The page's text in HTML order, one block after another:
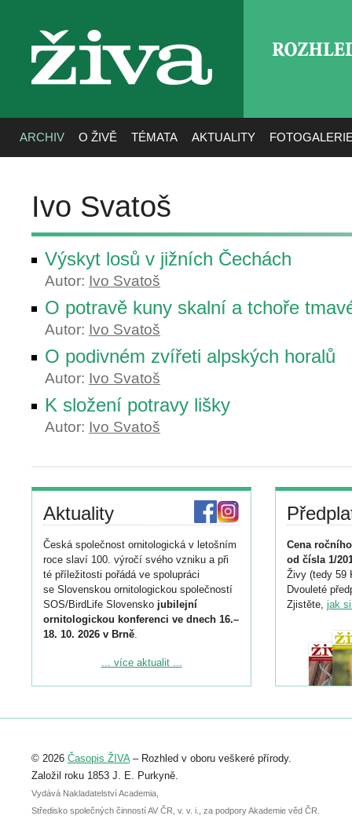
živa
ARCHIV O ŽIVĚ TÉMATA AKTUALITY
Ivo Svatoš
Výskyt losů v jižních Čechách
Autor: Ivo Svatoš
O potravě kuny skalní a tchoře
Autor: Ivo Svatoš
O podivném zvířeti alpských horalů
Autor: Ivo Svatoš
K složení potravy lišky
Autor: Ivo Svatoš
Aktuality
Česká společnost ornitologická v letošním
roce slaví 100. výročí svého vzniku a při
té příležitosti pořádá ve spolupráci
se Slovenskou ornitologickou společností
SOS/BirdLife Slovensko jubilejní
ornitologickou konferenci ve dnech 16.–
18. 10. 2026 v Brně.
Podrobnější informace ke konferenci
Registrovat se můžete do 6. září.
abstraktu přihlášené přednášky nebo
posteru je už 30. června.
... více aktualit ...
Cena
od čísla 1/
Živy (tedy 59
Dvouleté
Zjistěte, jak
© 2026 Časopis ŽIVA– Rozhled v oboru veškeré přírody.
Založil roku 1853 J. E. Purkyně.
Vydává Nakladatelství Academia,
Středisko společných činností AV ČR, v. v. i., za podpory Akademie věd ČR.